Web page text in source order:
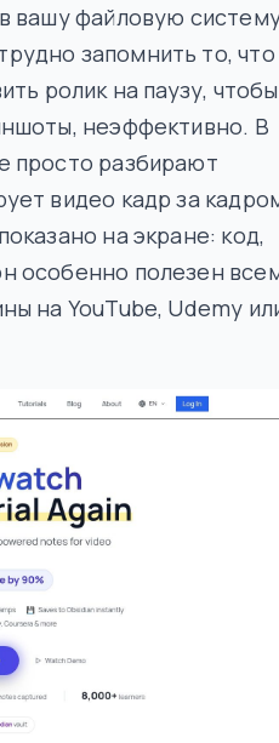
вашу файловую
запомнить то, что
ролик на паузу, чтобы
неэффективно. В
просто разбирают
видео кадр за
на экране: код,
особенно полезен
на YouTube, Udemy